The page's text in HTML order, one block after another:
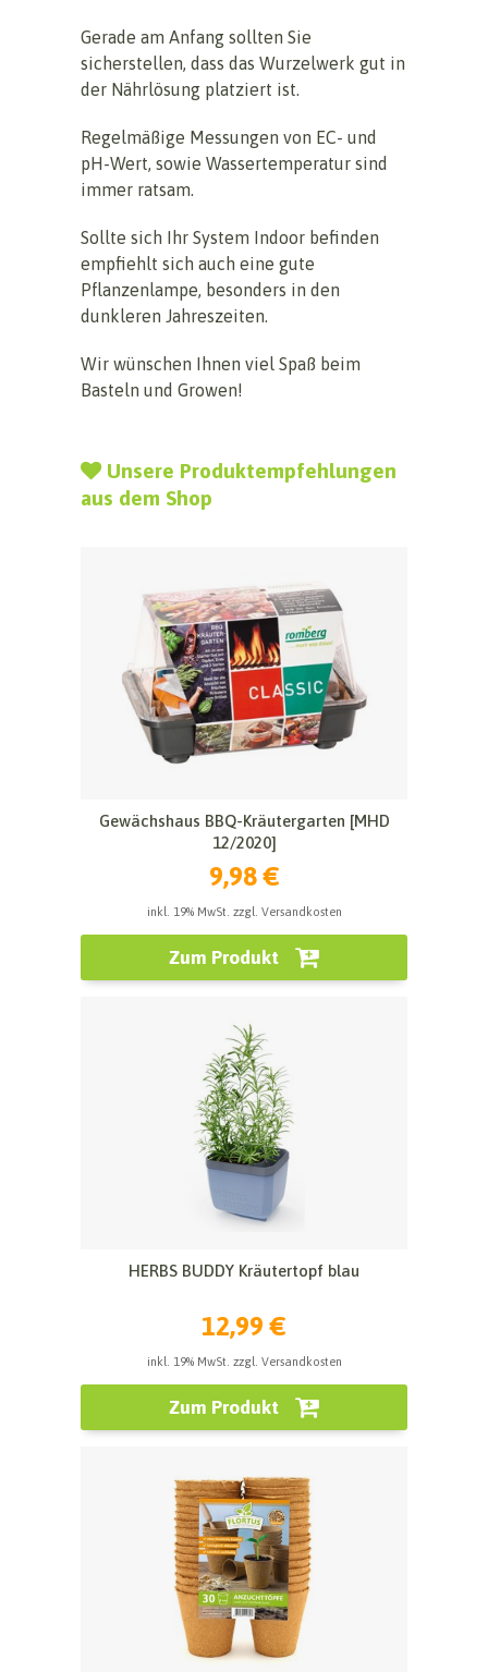
Gerade am Anfang sollten Sie
sicherstellen, dass das Wurzelwerk gut in
der Nährlösung platziert ist.
Regelmäßige Messungen von EC- und
pH-Wert, sowie Wassertemperatur sind
immer ratsam.
Sollte sich Ihr System Indoor befinden
empfiehlt sich auch eine gute
Pflanzenlampe, besonders in den
dunkleren Jahreszeiten.
Wir wünschen Ihnen viel Spaß beim
Basteln und Growen!
Unsere Produktempfehlungen
aus dem Shop
Gewächshaus BBQ-Kräutergarten [MHD
12/2020]
9,98 €
inkl. 19% MwSt. zzgl. Versandkosten
Zum Produkt
HERBS BUDDY Kräutertopf blau
12,99 €
inkl. 19% MwSt. zzgl. Versandkosten
Zum Produkt